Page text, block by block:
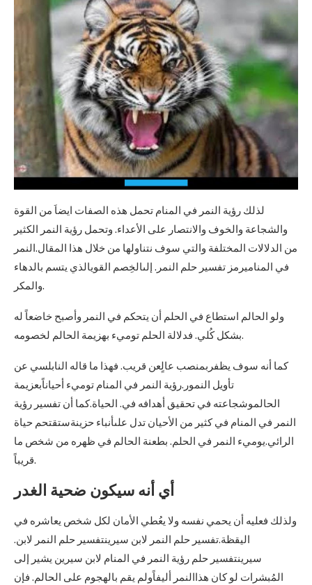
لذلك رؤية النمر في المنام تحمل هذه الصفات ايضاَ من القوة
والشجاعة والخوف والانتصار على الأعداء. وتحمل رؤية النمر الكثير
من الدلالات المختلفة والتي سوف نتناولها من خلال هذا المقال.النمر
في المناميرمز تفسير حلم النمر. إلىالخِصم القويالذي يتسم بالدهاء
والمكر.
ولو الحالم استطاع في الحلم أن يتحكم في النمر وأصبح خاضعاً له
بشكل كُلي. فدلالة الحلم توميء بهزيمة الحالم لخصومه.
كما أنه سوف يظفربمنصب عالٍعن قريب. فهذا ما قاله النابلسي عن
تأويل النمور.رؤية النمر في المنام توميء أحياناًبعزيمة
الحالموشجاعته في تحقيق أهدافه في. الحياة.كما أن تفسير رؤية
النمر في المنام في كثير من الأحيان تدل علىأنباء حزينةستقتحم حياة
الرائي.يوميء النمر في الحلم. بطعنة الحالم في ظهره من شخص ما
قريباً.
أي أنه سيكون ضحية الغدر
ولذلك فعليه أن يحمي نفسه ولا يعُطي الأمان لكل شخص يعاشره في
اليقظة.تفسير حلم النمر لابن سيرينتفسير حلم النمر لابن.
سيرينتفسير حلم رؤية النمر في المنام لابن سيرين يشير إلى
المُبشرات لو كان هذاالنمر أليفاًولم يقم بالهجوم على الحالم. فإن